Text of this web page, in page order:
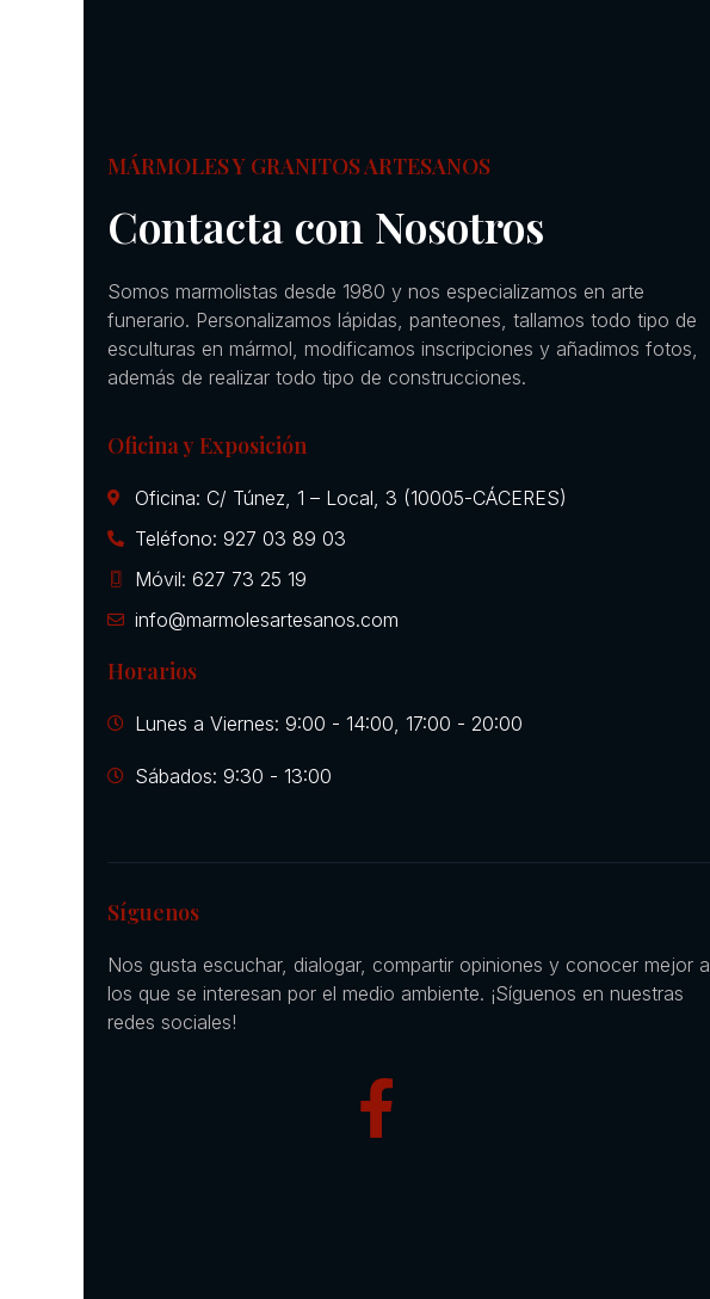
MÁRMOLES Y GRANITOS ARTESANOS
Contacta con Nosotros
Somos marmolistas desde 1980 y nos especializamos en arte
funerario. Personalizamos lápidas, panteones, tallamos todo tipo de
esculturas en mármol, modificamos inscripciones y añadimos fotos,
además de realizar todo tipo de construcciones.
Oficina y Exposición
Oficina: C/ Túnez, 1 – Local, 3 (10005-CÁCERES)
Teléfono: 927 03 89 03
Móvil: 627 73 25 19
info@marmolesartesanos.com
Horarios
Lunes a Viernes: 9:00 - 14:00, 17:00 - 20:00
Sábados: 9:30 - 13:00
Síguenos
Nos gusta escuchar, dialogar, compartir opiniones y conocer mejor a
los que se interesan por el medio ambiente. ¡Síguenos en nuestras
redes sociales!